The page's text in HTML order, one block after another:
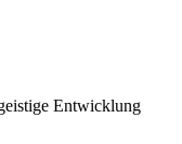
Entwicklung